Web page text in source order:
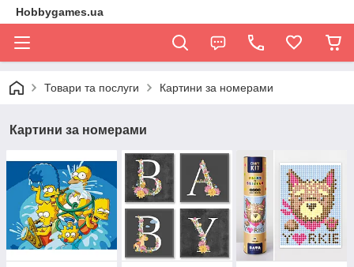
Hobbygames.ua
Товари та послуги Картини за номерами
Картини за номерами